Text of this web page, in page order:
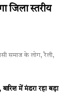
जिला स्तरीय
समाज के लोग, रैली,
में मंडरा रहा बड़ा